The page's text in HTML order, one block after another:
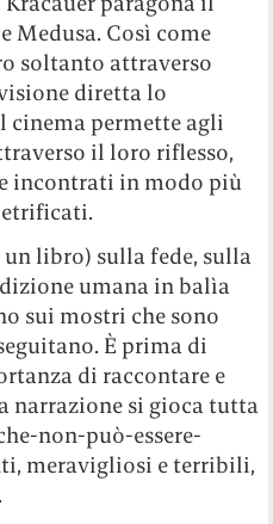
Medusa. Così come
soltanto attraverso
diretta lo
cinema permette agli
il loro riflesso,
incontrati in modo più
libro) sulla fede, sulla
umana in balìa
sui mostri che sono
È prima di
di raccontare e
narrazione si gioca tutta
non-può-essere-
meravigliosi e terribili,